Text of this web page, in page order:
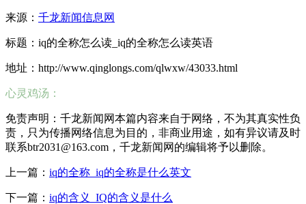
来源： 千龙新闻信息网
标题：iq的全称怎么读_iq的全称怎么读英语
地址：http://www.qinglongs.com/qlwxw/43033.html
心灵鸡汤：
免责声明：千龙新闻网本篇内容来自于网络，不为其真实性负
责，只为传播网络信息为目的，非商业用途，如有异议请及时
联系btr2031@163.com，千龙新闻网的编辑将予以删除。
上一篇： iq的全称_iq的全称是什么英文
下一篇： iq的含义_IQ的含义是什么